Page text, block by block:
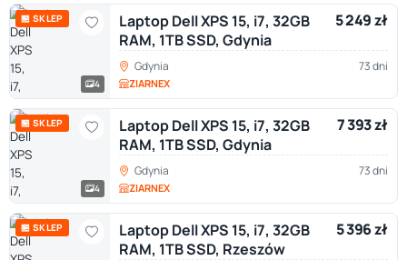
🏪 SKLEP
4
Laptop Dell XPS 15, i7, 32GB
RAM, 1TB SSD, Gdynia
5 249 zł
Gdynia 73 dni
ZIARNEX
🏪 SKLEP
4
Laptop Dell XPS 15, i7, 32GB
RAM, 1TB SSD, Gdynia
7 393 zł
Gdynia 73 dni
ZIARNEX
🏪 SKLEP
Laptop Dell XPS 15, i7, 32GB
RAM, 1TB SSD, Rzeszów
5 396 zł